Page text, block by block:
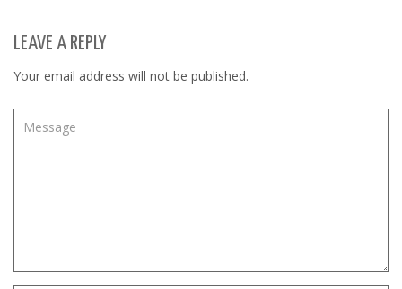
LEAVE A REPLY
Your email address will not be published.